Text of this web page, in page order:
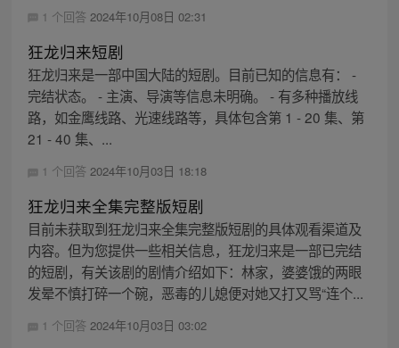
1 个回答 2024年10月08日 02:31
狂龙归来短剧
狂龙归来是一部中国大陆的短剧。目前已知的信息有： -
完结状态。 - 主演、导演等信息未明确。 - 有多种播放线
路，如金鹰线路、光速线路等，具体包含第 1 - 20 集、第
21 - 40 集、...
1 个回答 2024年10月03日 18:18
狂龙归来全集完整版短剧
目前未获取到狂龙归来全集完整版短剧的具体观看渠道及
内容。但为您提供一些相关信息，狂龙归来是一部已完结
的短剧，有关该剧的剧情介绍如下：林家，婆婆饿的两眼
发晕不慎打碎一个碗，恶毒的儿媳便对她又打又骂“连个...
1 个回答 2024年10月03日 03:02